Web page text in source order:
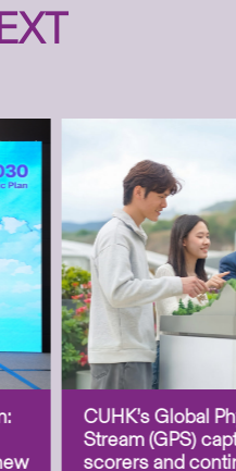
CUHK’s Global
Stream (GPS)
scorers and